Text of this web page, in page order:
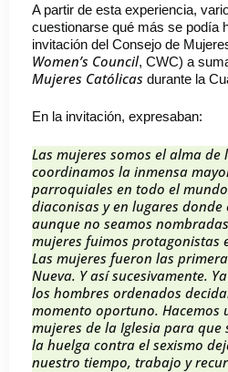
A partir de esta experiencia,
cuestionarse qué más se podía
invitación del Consejo de
Women’s Council, CWC) a
Mujeres Católicas durante la
En la invitación, expresaban:
Las mujeres somos el alma de
coordinamos la inmensa
parroquiales en todo el
diaconisas y en lugares donde
aunque no seamos
mujeres fuimos protagonistas
Las mujeres fueron las
Nueva. Y así sucesivamente.
los hombres ordenados
momento oportuno. Hacemos
mujeres de la Iglesia para que
la huelga contra el sexismo
nuestro tiempo, trabajo y